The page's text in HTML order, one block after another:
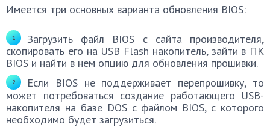
Имеется три основных варианта обновления BIOS:
Загрузить файл BIOS с сайта производителя,
скопировать его на USB Flash накопитель, зайти в ПК
BIOS и найти в нем опцию для обновления прошивки.
Если BIOS не поддерживает перепрошивку, то
может потребоваться создание работающего USB-
накопителя на базе DOS с файлом BIOS, с которого
необходимо будет загрузиться.